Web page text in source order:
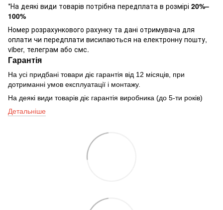
*На деякі види товарів потрібна передплата в розмірі 20%–
100%
Номер розрахункового рахунку та дані отримувача для
оплати чи передплати висилаються на електронну пошту,
viber, телеграм або смс.
Гарантія
На усі придбані товари діє гарантія від 12 місяців, при
дотриманні умов експлуатації і монтажу.
На деякі види товарів діє гарантія виробника (до 5-ти років)
Детальніше